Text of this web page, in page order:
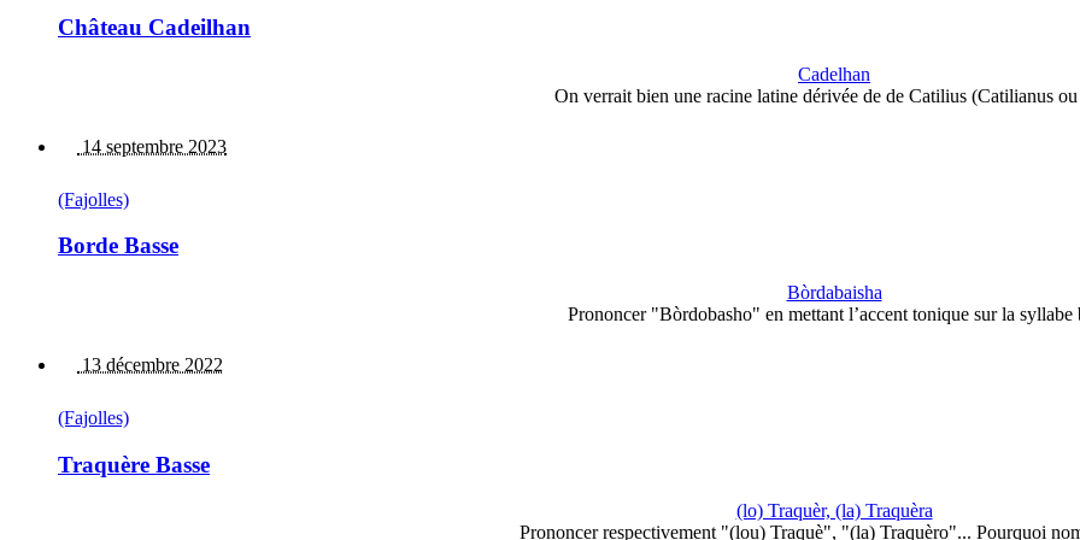
Château Cadeilhan
Cadelhan
On verrait bien une racine latine dérivée de de Catilius (Catilianus
14 septembre 2023
(Fajolles)
Borde Basse
Bòrdabaisha
Prononcer "Bòrdobasho" en mettant l’accent tonique sur la syllabe
13 décembre 2022
(Fajolles)
Traquère Basse
(lo) Traquèr, (la) Traquèra
Prononcer respectivement "(lou) Traquè", "(la) Traquèro"... Pourquoi